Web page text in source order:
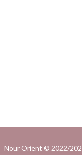
Nour Orient © 2022/